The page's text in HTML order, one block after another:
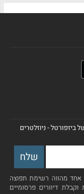
ביזפורטל - ניוזלטרים
מהווה רשימת תפוצה
דיוורים פרסומיים